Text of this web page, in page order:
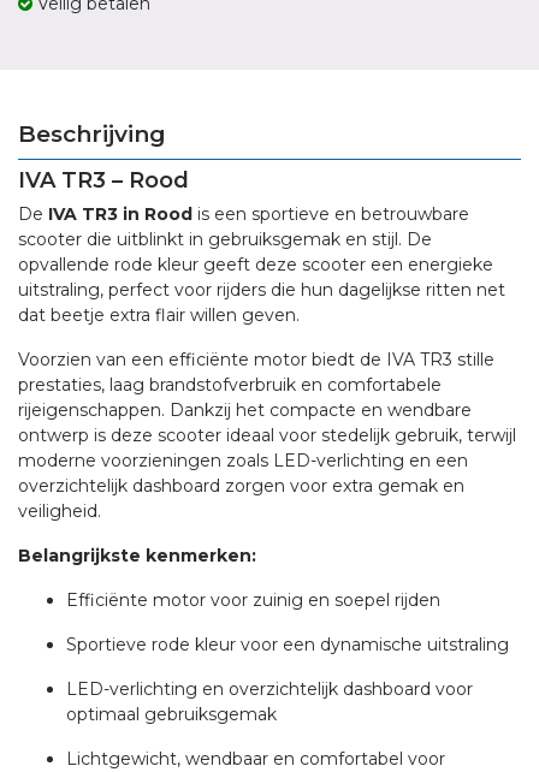
Beschrijving
IVA TR3 – Rood
De IVA TR3 in Rood is een sportieve en betrouwbare
scooter die uitblinkt in gebruiksgemak en stijl. De
opvallende rode kleur geeft deze scooter een energieke
uitstraling, perfect voor rijders die hun dagelijkse ritten net
dat beetje extra flair willen geven.
Voorzien van een efficiënte motor biedt de IVA TR3 stille
prestaties, laag brandstofverbruik en comfortabele
rijeigenschappen. Dankzij het compacte en wendbare
ontwerp is deze scooter ideaal voor stedelijk gebruik, terwijl
moderne voorzieningen zoals LED-verlichting en een
overzichtelijk dashboard zorgen voor extra gemak en
veiligheid.
Belangrijkste kenmerken:
Efficiënte motor voor zuinig en soepel rijden
Sportieve rode kleur voor een dynamische uitstraling
LED-verlichting en overzichtelijk dashboard voor
optimaal gebruiksgemak
Lichtgewicht, wendbaar en comfortabel voor